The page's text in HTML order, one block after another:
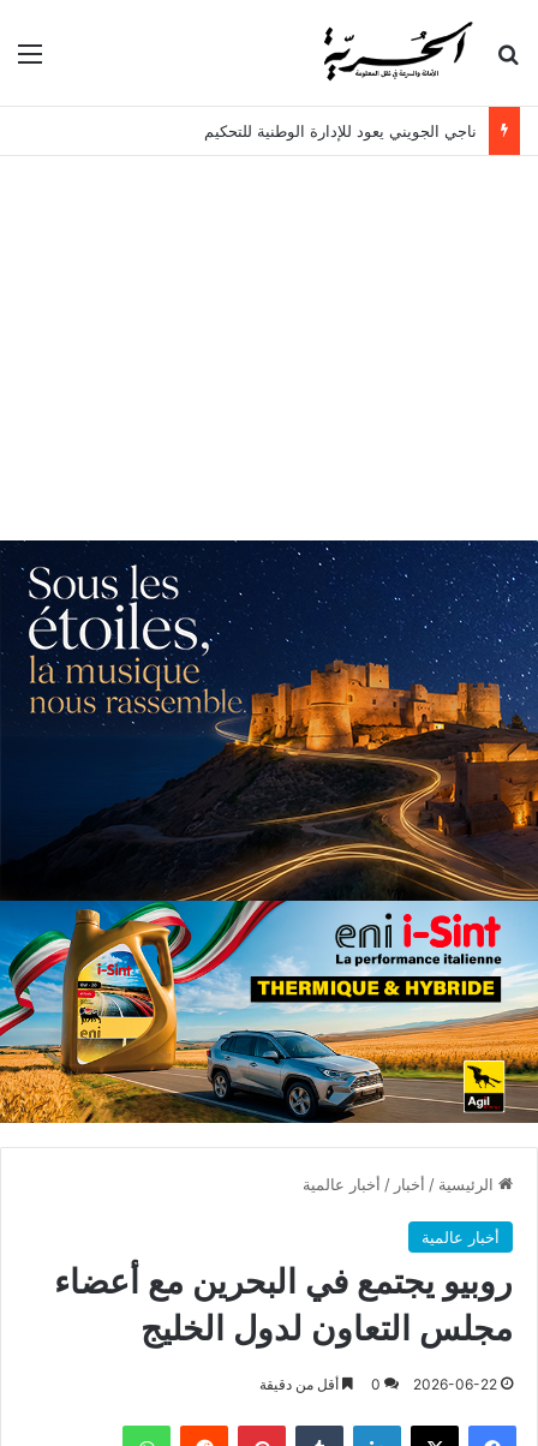
بحث عن
ناجي الجويني يعود للإدارة الوطنية للتحكيم
الرئيسية / أخبار / أخبار عالمية
أخبار عالمية
روبيو يجتمع في البحرين مع أعضاء
مجلس التعاون لدول الخليج
2026-06-22
0 أقل من دقيقة
فيسبوك X لينكدإن بينتيريست واتساب